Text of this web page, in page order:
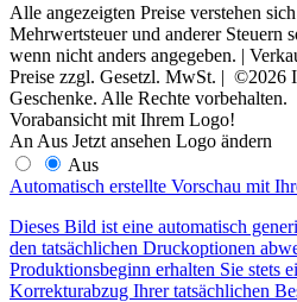
Alle angezeigten Preise verstehen
Mehrwertsteuer und anderer Steuern
wenn nicht anders angegeben. |
Preise zzgl. Gesetzl. MwSt. | ©2026
Geschenke. Alle Rechte vorbehalten.
Vorabansicht mit Ihrem Logo!
An Aus Jetzt ansehen Logo ändern
Aus
Automatisch erstellte Vorschau mit
Dieses Bild ist eine automatisch
den tatsächlichen Druckoptionen
Produktionsbeginn erhalten Sie stets
Korrekturabzug Ihrer tatsächlichen